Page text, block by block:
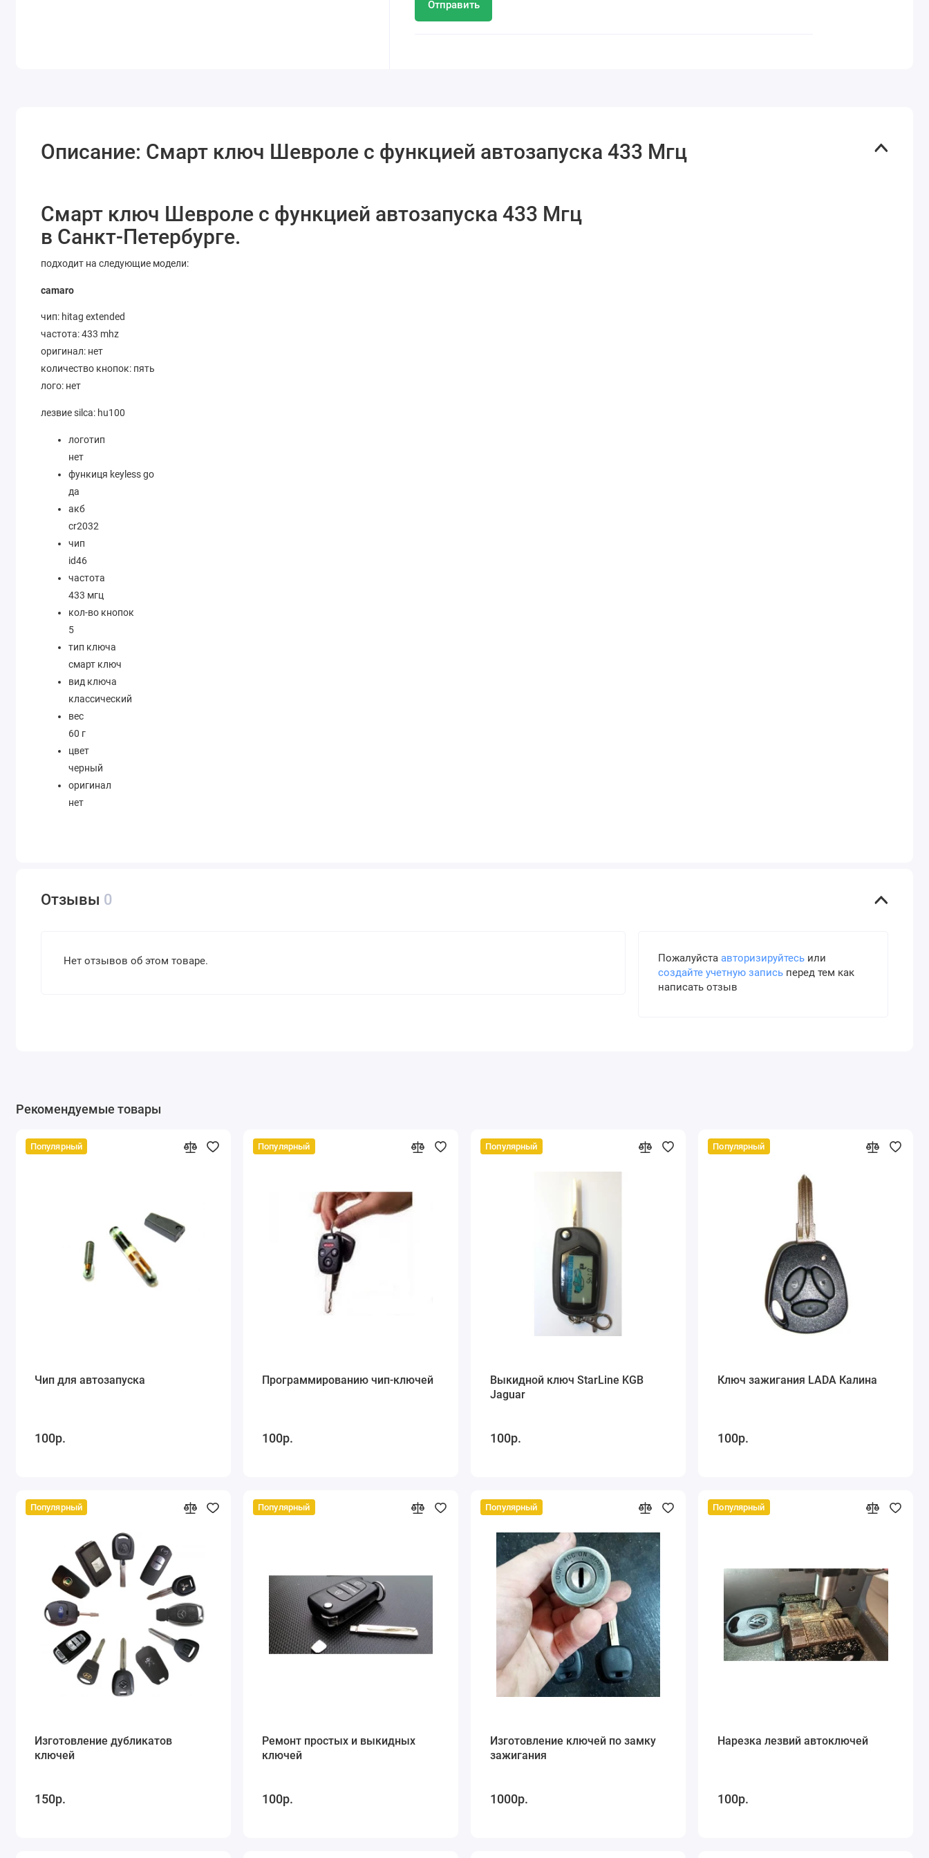
Отправить
Описание: Смарт ключ Шевроле с функцией автозапуска 433 Мгц
Смарт ключ Шевроле с функцией автозапуска 433 Мгц
в Санкт-Петербурге.
подходит на следующие модели:
camaro
чип: hitag extended
частота: 433 mhz
оригинал: нет
количество кнопок: пять
лого: нет
лезвие silca: hu100
логотип
нет
функиця keyless go
да
акб
cr2032
чип
id46
частота
433 мгц
кол-во кнопок
5
тип ключа
смарт ключ
вид ключа
классический
вес
60 г
цвет
черный
оригинал
нет
Отзывы 0
Нет отзывов об этом товаре. Пожалуйста авторизируйтесьили
создайте учетную записьперед тем как
написать отзыв
Рекомендуемые товары
Популярный
Чип для автозапуска
100р.
Популярный
Программированию чип-ключей
100р.
Популярный
Выкидной ключ StarLine KGB
Jaguar
100р.
Популярный
Ключ зажигания LADA Калина
100р.
Популярный
Изготовление дубликатов
ключей
150р.
Популярный
Ремонт простых и выкидных
ключей
100р.
Популярный
Изготовление ключей по замку
зажигания
1000р.
Популярный
Нарезка лезвий автоключей
100р.